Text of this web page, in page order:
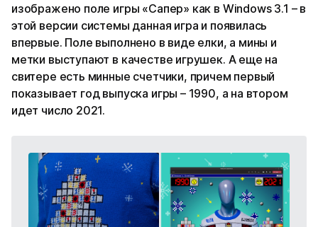
изображено поле игры «Сапер» как в Windows 3.1 – в
этой версии системы данная игра и появилась
впервые. Поле выполнено в виде елки, а мины и
метки выступают в качестве игрушек. А еще на
свитере есть минные счетчики, причем первый
показывает год выпуска игры – 1990, а на втором
идет число 2021.